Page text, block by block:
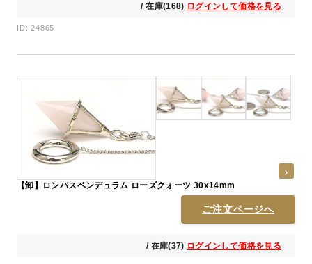
/ 在庫(168) ログインして価格を見る
ID: 24865
【卸】ロンバスペンデュラム ローズクォーツ 30x14mm
ご注文ページへ
/ 在庫(37) ログインして価格を見る